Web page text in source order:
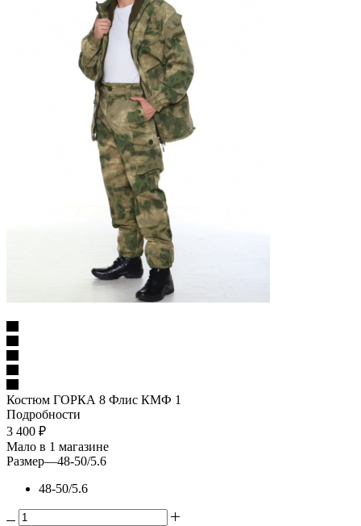
Костюм ГОРКА 8 Флис КМФ 1
Подробности
3 400 ₽
Мало в 1 магазине
Размер—48-50/5.6
48-50/5.6